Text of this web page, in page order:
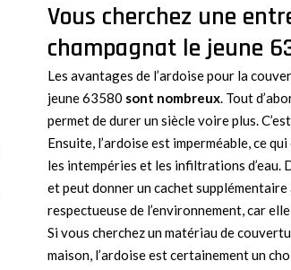
Vous cherchez une
champagnat le jeune
Les avantages de l’ardoise pour la
jeune 63580 sont nombreux. Tout
permet de durer un siècle voire plus.
Ensuite, l’ardoise est imperméable, ce
les intempéries et les infiltrations d’eau.
et peut donner un cachet supplémentaire
respectueuse de l’environnement, car
Si vous cherchez un matériau de
maison, l’ardoise est certainement un